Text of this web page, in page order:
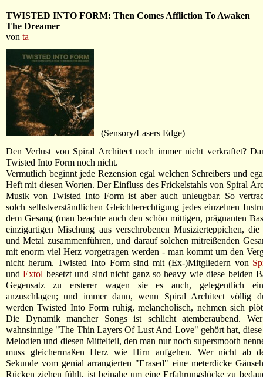
TWISTED INTO FORM: Then Comes Affliction To Awaken
The Dreamer
von ta
(Sensory/Lasers Edge)
Den Verlust von Spiral Architect noch immer nicht verkraftet?
Twisted Into Form noch nicht.
Vermutlich beginnt jede Rezension egal welchen Schreibers und
Heft mit diesen Worten. Der Einfluss des Frickelstahls von Spiral
Musik von Twisted Into Form ist aber auch unleugbar. So
solch selbstverständlichen Gleichberechtigung jedes einzelnen
dem Gesang (man beachte auch den schön mittigen, prägnanten
einzigartigen Mischung aus verschrobenen Musizierteppichen,
und Metal zusammenführen, und darauf solchen mitreißenden
mit enorm viel Herz vorgetragen werden - man kommt um den
nicht herum. Twisted Into Form sind mit (Ex-)Mitgliedern von
undExtol besetzt und sind nicht ganz so heavy wie diese beiden
Gegensatz zu ersterer wagen sie es auch, gelegentlich
anzuschlagen; und immer dann, wenn Spiral Architect völlig
werden Twisted Into Form ruhig, melancholisch, nehmen sich
Die Dynamik mancher Songs ist schlicht atemberaubend.
wahnsinnige "The Thin Layers Of Lust And Love" gehört hat,
Melodien und diesen Mittelteil, den man nur noch supersmooth
muss gleichermaßen Herz wie Hirn aufgehen. Wer nicht ab
Sekunde vom genial arrangierten "Erased" eine meterdicke
Rücken ziehen fühlt, ist beinahe um eine Erfahrungslücke zu